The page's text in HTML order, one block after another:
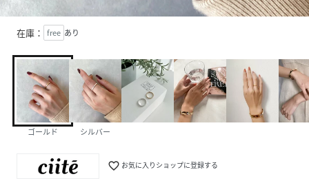
在庫： free あり
ゴールド シルバー
favorite_border お気に入りショップに登録する